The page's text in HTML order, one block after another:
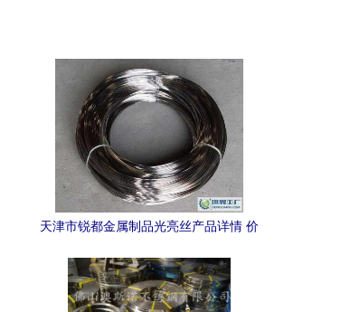
天津市锐都金属制品光亮丝产品详情 价